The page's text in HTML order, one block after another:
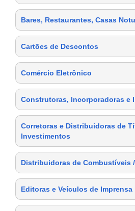
Bares, Restaurantes, Casas
Cartões de Descontos
Comércio Eletrônico
Construtoras, Incorporadoras e
Corretoras e Distribuidoras de
Investimentos
Distribuidoras de Combustíveis
Editoras e Veículos de Imprensa